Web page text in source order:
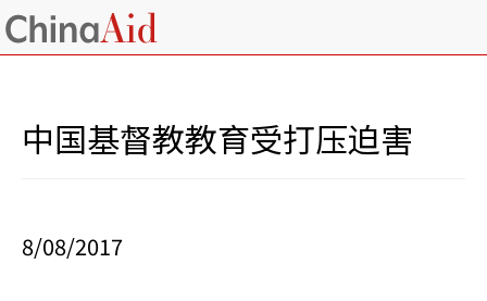
中国基督教教育受打压迫害
8/08/2017